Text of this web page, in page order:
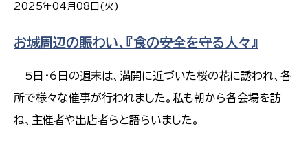
2025年04月08日(火)
お城周辺の賑わい、『食の安全を守る人々』
5日・6日の週末は、満開に近づいた桜の花に誘われ、各
所で様々な催事が行われました。私も朝から各会場を訪
ね、主催者や出店者らと語らいました。